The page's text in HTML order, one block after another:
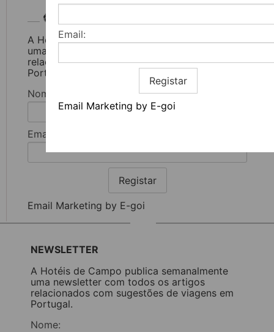
Email:
Registar
Email Marketing by E-goi
Newsletter
A Hotéis de Campo publica semanalmente
uma newsletter com todos os artigos
relacionados com sugestões de viagens em
Portugal.
Nome:
Email:
Registar
Email Marketing by E-goi
NEWSLETTER
A Hotéis de Campo publica semanalmente
uma newsletter com todos os artigos
relacionados com sugestões de viagens em
Portugal.
Nome: